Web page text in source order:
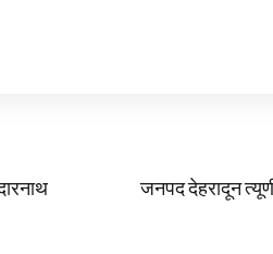
जनपद देहरादून